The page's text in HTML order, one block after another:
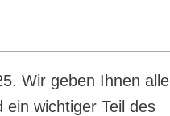
Wir geben Ihnen alle
wichtiger Teil des